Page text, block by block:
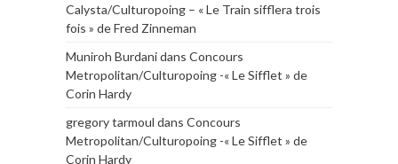
Calysta/Culturopoing – « Le Train sifflera trois
fois » de Fred Zinneman
Muniroh Burdanidans Concours
Metropolitan/Culturopoing -« Le Sifflet » de
Corin Hardy
gregory tarmoul dans Concours
Metropolitan/Culturopoing -« Le Sifflet » de
Corin Hardy